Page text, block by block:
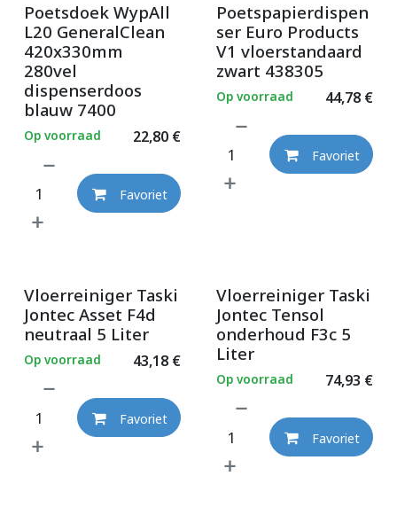
Poetsdoek WypAll
L20 GeneralClean
420x330mm
280vel
dispenserdoos
blauw 7400
22,80€
Op voorraad
Favoriet
Poetspapierdispen
ser Euro Products
V1 vloerstandaard
zwart 438305
44,78€
Op voorraad
Favoriet
Vloerreiniger Taski
Jontec Asset F4d
neutraal 5 Liter
43,18€
Op voorraad
Favoriet
Vloerreiniger Taski
Jontec Tensol
onderhoud F3c 5
Liter
74,93 €
Op voorraad
Favoriet